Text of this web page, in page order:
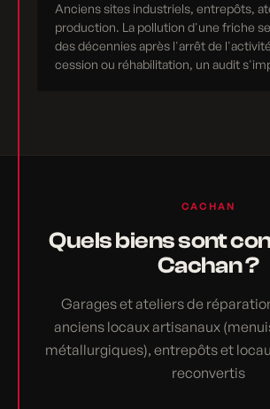
Anciens sites industriels, entrepôts,
production. La pollution d'une friche
des décennies après l'arrêt de
cession ou réhabilitation, un audit
CACHAN
Quels biens sont
Cachan ?
Garages et ateliers de
anciens locaux artisanaux
métallurgiques), entrepôts et
reconvertis